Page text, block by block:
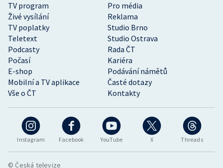
Instagram Facebook YouTube X Threads
TV program
Pro média
Živé vysílání
Reklama
TV poplatky
Studio Brno
Teletext
Studio Ostrava
Podcasty
Rada ČT
Počasí
Kariéra
E-shop
Podávání námětů
Mobilní a TV aplikace
Časté dotazy
Vše o ČT
Kontakty
© Česká televize